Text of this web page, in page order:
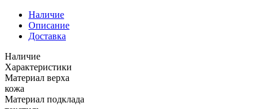
Наличие
Описание
Доставка
Наличие
Характеристики
Материал верха
кожа
Материал подклада